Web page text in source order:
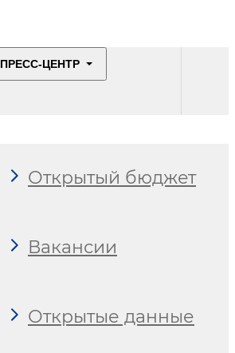
ПРЕСС-ЦЕНТР
Открытый бюджет
Вакансии
Открытые данные